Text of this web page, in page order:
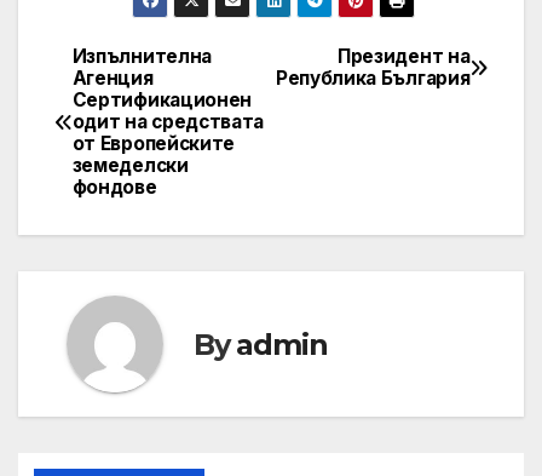
Post
navigation
Президент на
Република България
Изпълнителна
Агенция
Сертификационен
одит на средствата
от Европейските
земеделски
фондове
Byadmin